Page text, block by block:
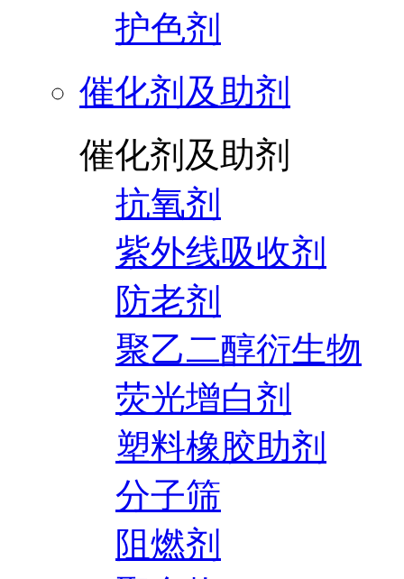
护色剂
催化剂及助剂
催化剂及助剂
抗氧剂
紫外线吸收剂
防老剂
聚乙二醇衍生物
荧光增白剂
塑料橡胶助剂
分子筛
阻燃剂